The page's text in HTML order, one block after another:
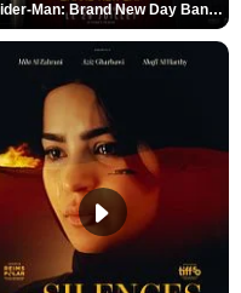
Spider-Man: Brand New Day Bande-annonce VO STFR